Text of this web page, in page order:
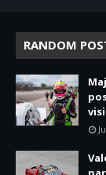
RANDOM